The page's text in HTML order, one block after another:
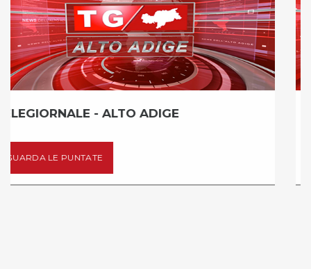
RASSEGNA STAMPA - ALTO ADIGE
GUARDA LE PUNTATE